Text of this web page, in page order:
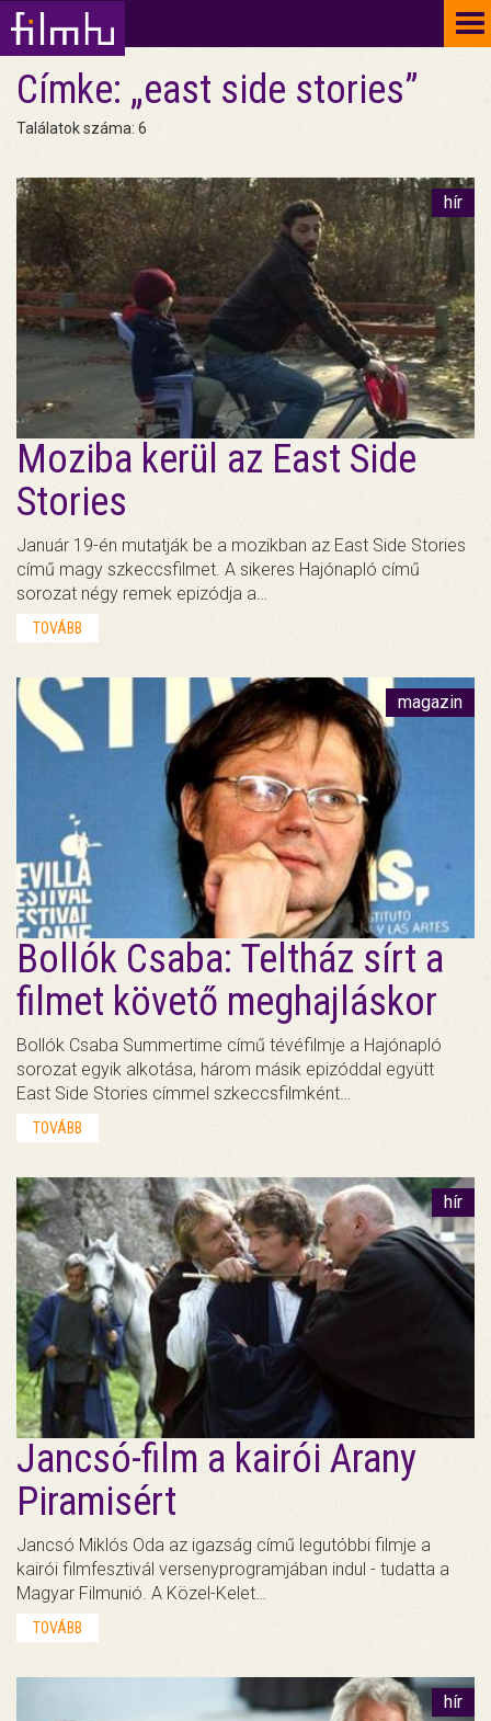
Címke: „east side stories”
Találatok száma: 6
hír
Moziba kerül az East Side
Stories
Január 19-én mutatják be a mozikban az East Side Stories
című magy szkeccsfilmet. A sikeres Hajónapló című
sorozat négy remek epizódja a…
TOVÁBB
magazin
Bollók Csaba: Teltház sírt a
filmet követő meghajláskor
Bollók Csaba Summertime című tévéfilmje a Hajónapló
sorozat egyik alkotása, három másik epizóddal együtt
East Side Stories címmel szkeccsfilmként…
TOVÁBB
hír
Jancsó-film a kairói Arany
Piramisért
Jancsó Miklós Oda az igazság című legutóbbi filmje a
kairói filmfesztivál versenyprogramjában indul - tudatta a
Magyar Filmunió. A Közel-Kelet…
TOVÁBB
hír